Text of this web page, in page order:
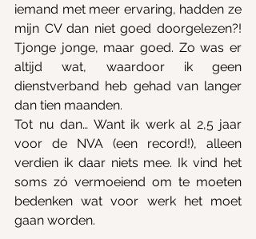
iemand met meer ervaring, hadden ze
mijn CV dan niet goed doorgelezen?!
Tjonge jonge, maar goed. Zo was er
altijd wat, waardoor ik geen
dienstverband heb gehad van langer
dan tien maanden.
Tot nu dan… Want ik werk al 2,5 jaar
voor de NVA (een record!), alleen
verdien ik daar niets mee. Ik vind het
soms zó vermoeiend om te moeten
bedenken wat voor werk het moet
gaan worden.